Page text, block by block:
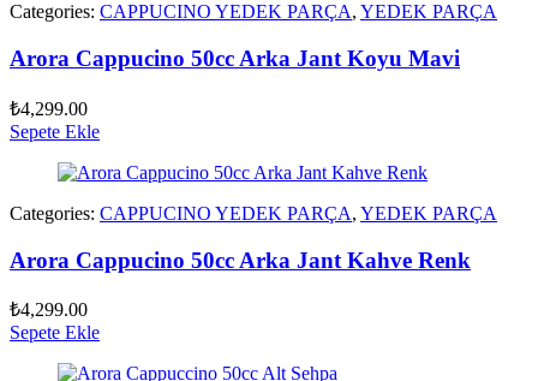
Categories: CAPPUCINO YEDEK PARÇA, YEDEK PARÇA
Arora Cappucino 50cc Arka Jant Koyu Mavi
₺4,299.00
Sepete Ekle
Categories: CAPPUCINO YEDEK PARÇA, YEDEK PARÇA
Arora Cappucino 50cc Arka Jant Kahve Renk
₺4,299.00
Sepete Ekle